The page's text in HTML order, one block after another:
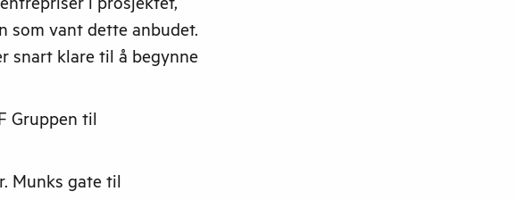
i prosjektet,
som vant dette anbudet.
snart klare til å begynne
Gruppen til
Munks gate til